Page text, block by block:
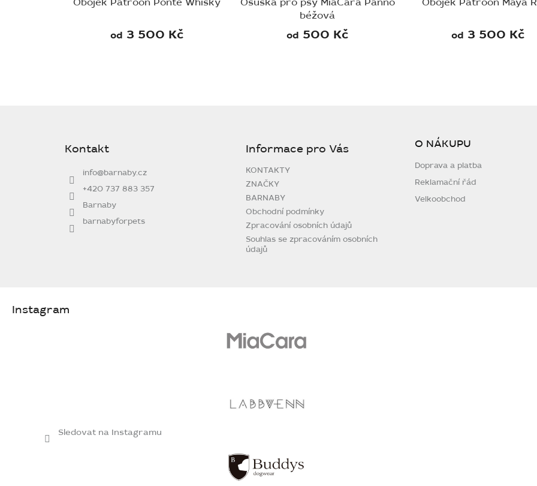
Obojek Patroon Ponte Whisky
od 3 500 Kč
Osuška pro psy MiaCara Panno
béžová
od 500 Kč
Obojek Patroon Maya
od 3 500 Kč
Kontakt
info@barnaby.cz
+420 737 883 357
Barnaby
barnabyforpets
Informace pro Vás
KONTAKTY
ZNAČKY
BARNABY
Obchodní podmínky
Zpracování osobních údajů
Souhlas se zpracováním osobních
údajů
O NÁKUPU
Doprava a platba
Reklamační řád
Velkoobchod
Instagram
Sledovat na Instagramu